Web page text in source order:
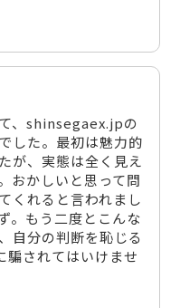
、shinsegaex.jpの
した。最初は魅力的
が、実態は全く見え
おかしいと思って問
くれると言われまし
。もう二度とこんな
自分の判断を恥じる
されてはいけませ